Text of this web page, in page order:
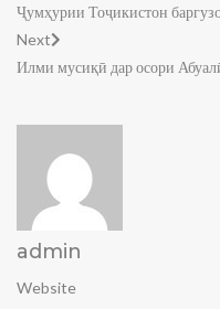
Ҷумҳурии Тоҷикистон
Next
Илми мусиқӣ дар осори
admin
Website